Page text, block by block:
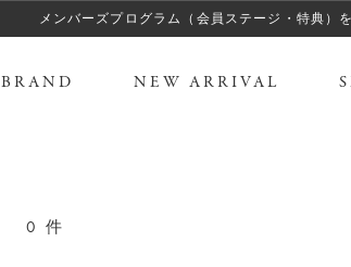
メンバーズプログラム（会員ステージ・特典）
BRAND NEW ARRIVAL
0 件